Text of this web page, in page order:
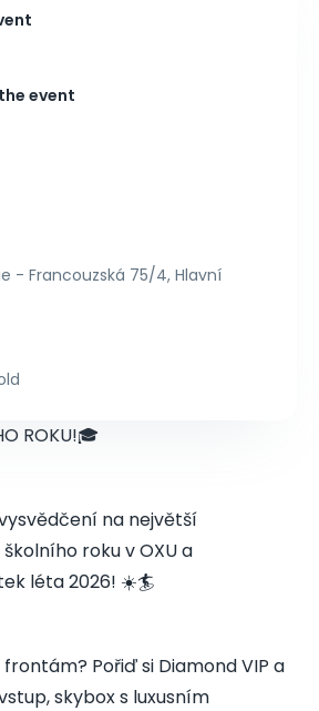
event
- Francouzská 75/4, Hlavní
ROKU!🎓
na největší
roku v OXU a
léta 2026! ☀️🏄
Pořiď si Diamond VIP a
skybox s luxusním